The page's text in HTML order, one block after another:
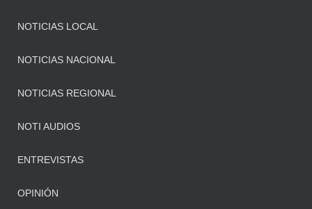
NOTICIAS LOCAL
NOTICIAS NACIONAL
NOTICIAS REGIONAL
NOTI AUDIOS
ENTREVISTAS
OPINIÓN